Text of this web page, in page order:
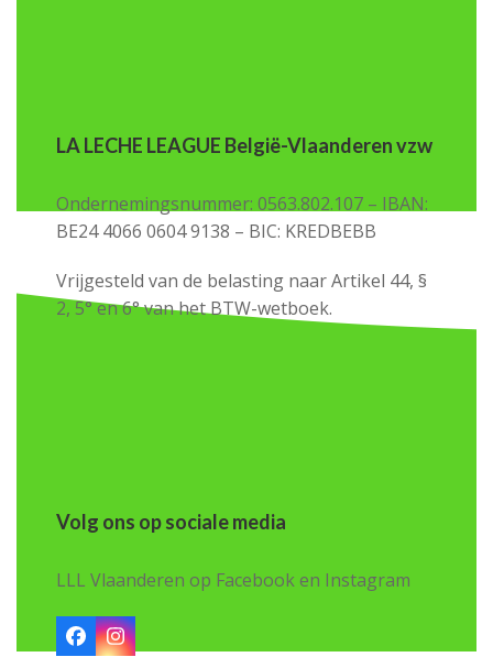
LA LECHE LEAGUE België-Vlaanderen vzw
Ondernemingsnummer: 0563.802.107 – IBAN:
BE24 4066 0604 9138 – BIC: KREDBEBB
Vrijgesteld van de belasting naar Artikel 44, §
2, 5° en 6° van het BTW-wetboek.
Volg ons op sociale media
LLL Vlaanderen op Facebook en Instagram
FacebookInstagram